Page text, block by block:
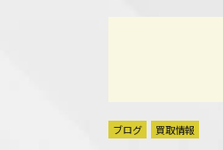
ブログ 買取情報